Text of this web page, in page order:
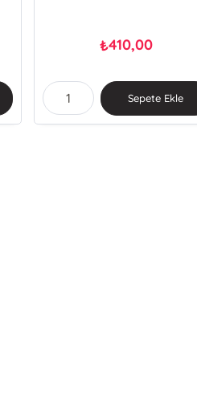
₺410,00
Sepete Ekle